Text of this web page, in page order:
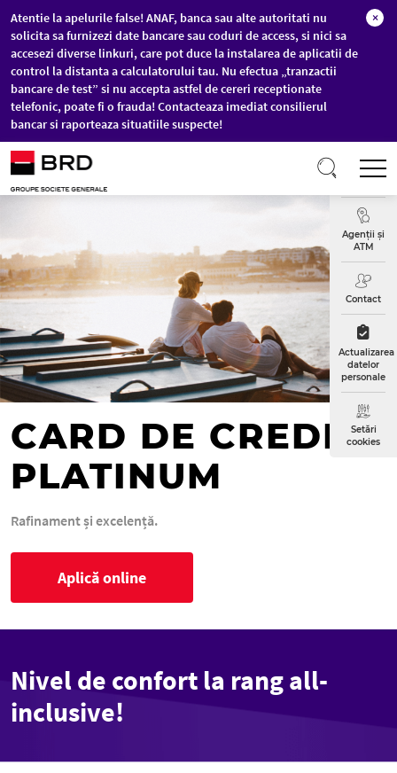
Sari la conținutul principal
Atentie la apelurile false! ANAF, banca sau alte autoritati nu
solicita sa furnizezi date bancare sau coduri de access, si nici sa
accesezi diverse linkuri, care pot duce la instalarea de aplicatii de
control la distanta a calculatorului tau. Nu efectua „tranzactii
bancare de test” si nu accepta astfel de cereri receptionate
telefonic, poate fi o frauda! Contacteaza imediat consilierul
bancar si raporteaza situatiile suspecte!
×
Curs
Agenții și
ATM
Contact
Actualizarea
datelor
personale
Setări
cookies
CARD DE CREDIT
PLATINUM
Rafinament și excelență.
Aplică online
Nivel de confort la rang all-
inclusive!